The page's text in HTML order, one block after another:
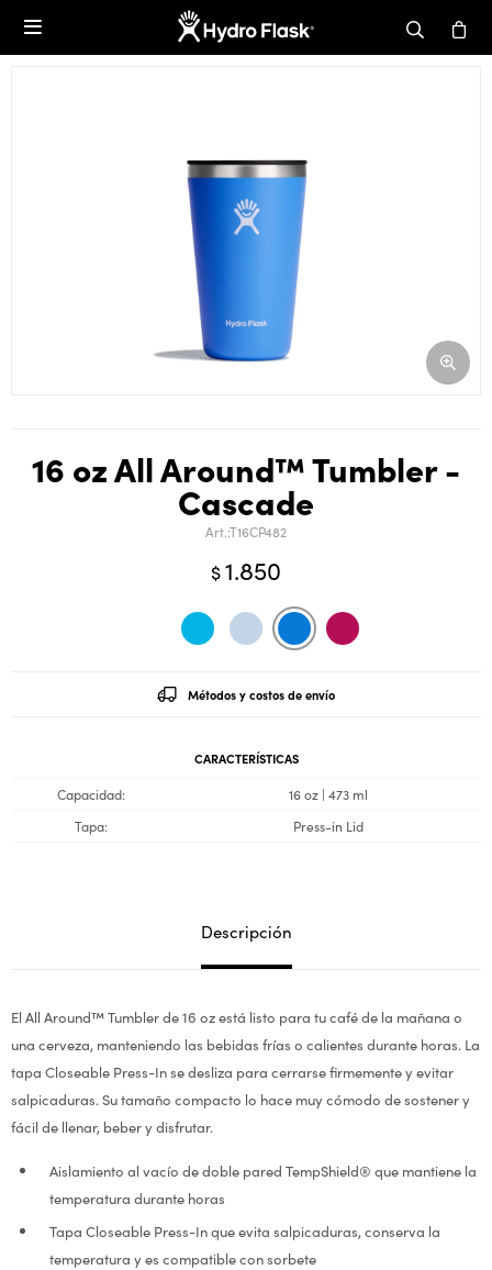

16 oz All Around™ Tumbler -
Cascade
T16CP482
$1.850
Métodos y costos de envío
CARACTERÍSTICAS
Capacidad
16 oz | 473 ml
Tapa
Press-in Lid
Descripción
El All Around™ Tumbler de 16 oz está listo para tu café de la mañana o
una cerveza, manteniendo las bebidas frías o calientes durante horas. La
tapa Closeable Press-In se desliza para cerrarse firmemente y evitar
salpicaduras. Su tamaño compacto lo hace muy cómodo de sostener y
fácil de llenar, beber y disfrutar.
Aislamiento al vacío de doble pared TempShield® que mantiene la
temperatura durante horas
Tapa Closeable Press-In que evita salpicaduras, conserva la
temperatura y es compatible con sorbete